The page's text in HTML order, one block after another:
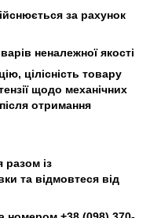
за рахунок
неналежної якості
цілісність товару
щодо механічних
отримання
разом із
та відмовтеся від